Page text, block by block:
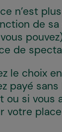
n’est
de sa
de
le choix
payé
si vous
votre